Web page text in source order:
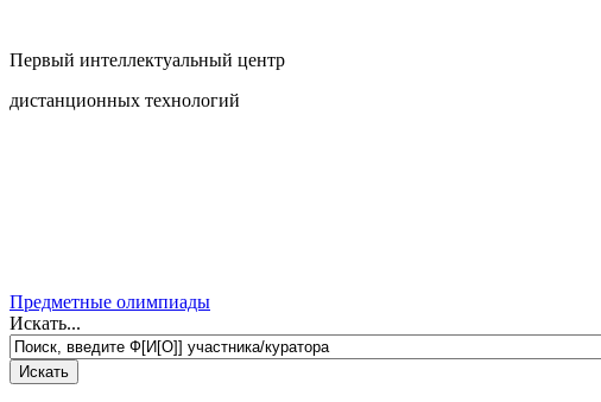
Первый интеллектуальный центр
дистанционных технологий
Предметные олимпиады
Искать...